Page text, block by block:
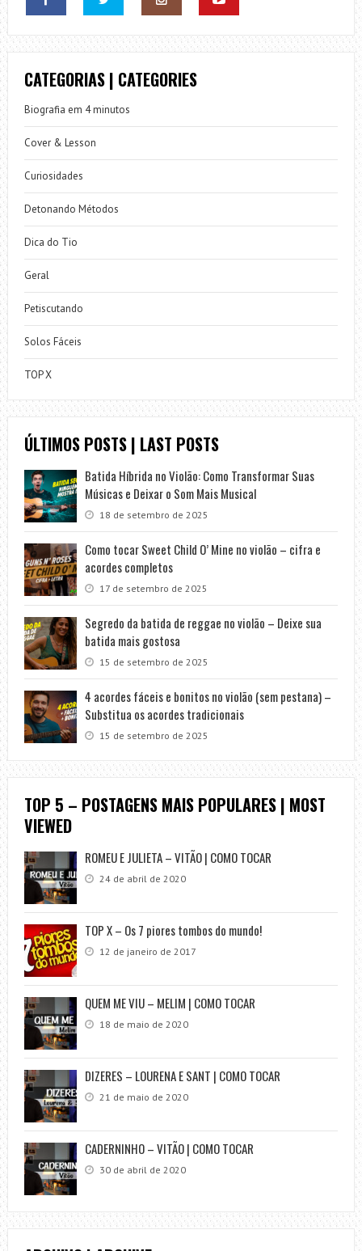
CATEGORIAS | CATEGORIES
Biografia em 4 minutos
Cover & Lesson
Curiosidades
Detonando Métodos
Dica do Tio
Geral
Petiscutando
Solos Fáceis
TOP X
ÚLTIMOS POSTS | LAST POSTS
Batida Híbrida no Violão: Como Transformar Suas
Músicas e Deixar o Som Mais Musical
18 de setembro de 2025
Como tocar Sweet Child O’ Mine no violão – cifra e
acordes completos
17 de setembro de 2025
Segredo da batida de reggae no violão – Deixe sua
batida mais gostosa
15 de setembro de 2025
4 acordes fáceis e bonitos no violão (sem pestana) –
Substitua os acordes tradicionais
15 de setembro de 2025
TOP 5 – POSTAGENS MAIS POPULARES | MOST
VIEWED
ROMEU E JULIETA – VITÃO | COMO TOCAR
24 de abril de 2020
TOP X – Os 7 piores tombos do mundo!
12 de janeiro de 2017
QUEM ME VIU – MELIM | COMO TOCAR
18 de maio de 2020
DIZERES – LOURENA E SANT | COMO TOCAR
21 de maio de 2020
CADERNINHO – VITÃO | COMO TOCAR
30 de abril de 2020